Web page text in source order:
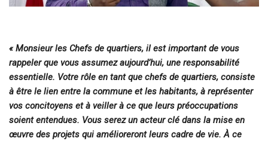
« Monsieur les Chefs de quartiers, il est important de vous
rappeler que vous assumez aujourd’hui, une responsabilité
essentielle. Votre rôle en tant que chefs de quartiers, consiste
à être le lien entre la commune et les habitants, à représenter
vos concitoyens et à veiller à ce que leurs préoccupations
soient entendues. Vous serez un acteur clé dans la mise en
œuvre des projets qui amélioreront leurs cadre de vie. À ce